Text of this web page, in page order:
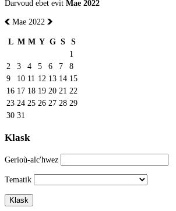
Darvoud ebet evit Mae 2022
Mae 2022
L M M Y G S
S
1
2
3 4 5 6 7
8
9
10 11 12 13 14 15
16 17 18 19 20 21 22
23 24 25 26 27 28 29
30 31
Klask
Gerioù-alc'hwez
Tematik